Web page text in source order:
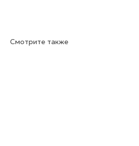
Смотрите также